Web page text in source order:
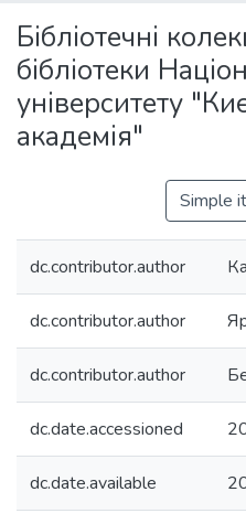
Statistics
Бібліотечні
бібліотеки
університету
академія"
Simple
dc.contributor.author
dc.contributor.author
dc.contributor.author
dc.date.accessioned
dc.date.available